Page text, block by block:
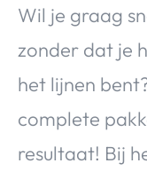
Wil je graag
zonder dat je
het lijnen
complete
resultaat! Bij